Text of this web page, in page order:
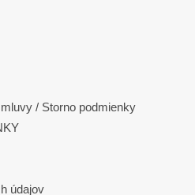
/ Storno podmienky
údajov